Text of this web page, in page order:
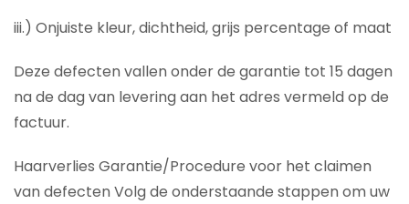
iii.) Onjuiste kleur, dichtheid, grijs percentage of maat
Deze defecten vallen onder de garantie tot 15 dagen
na de dag van levering aan het adres vermeld op de
factuur.
Haarverlies Garantie/Procedure voor het claimen
van defecten Volg de onderstaande stappen om uw